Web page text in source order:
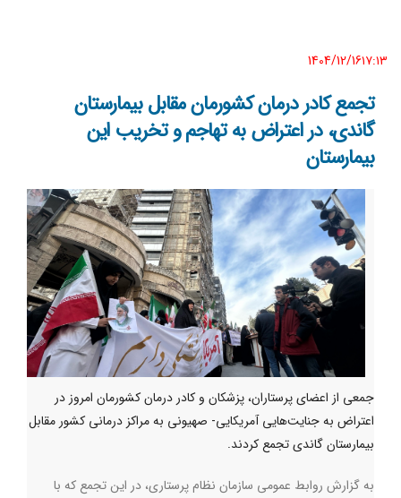
1404/12/16١٧:١٣
تجمع کادر درمان کشورمان مقابل بیمارستان
گاندی، در اعتراض به تهاجم و تخریب این
بیمارستان
جمعی از اعضای پرستاران، پزشکان و کادر درمان کشورمان امروز در
اعتراض به جنایت‌هایی آمریکایی- صهیونی به مراکز درمانی کشور مقابل
بیمارستان گاندی تجمع کردند.
به گزارش روابط عمومی سازمان نظام پرستاری، در این تجمع که با